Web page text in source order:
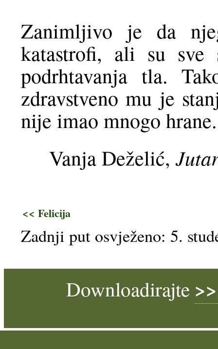
Zanimljivo je da
katastrofi, ali su sve
podrhtavanja tla.
zdravstveno mu je
nije imao mnogo
Vanja Deželić,
<< Felicija
Zadnji put osvježeno: 5.
Downloadirajte